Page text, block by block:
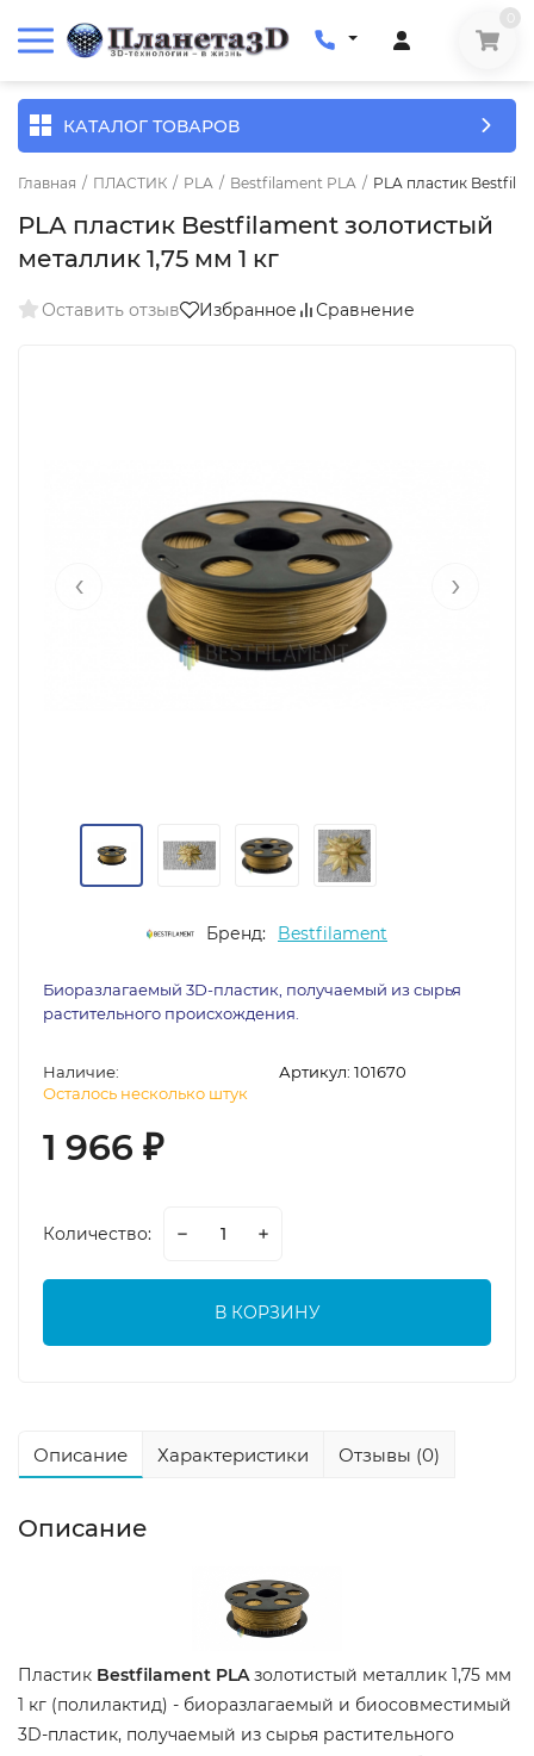
КАТАЛОГ ТОВАРОВ
Главная / ПЛАСТИК / PLA / Bestfilament PLA / PLA пластик
PLA пластик Bestfilament золотистый
металлик 1,75 мм 1 кг
Оставить отзыв Избранное Сравнение
‹ ›
Бренд: Bestfilament
Биоразлагаемый 3D-пластик, получаемый из сырья
растительного происхождения.
Артикул: 101670
Наличие:
Осталось несколько штук
1 966 ₽
Количество:
В КОРЗИНУ
Описание Характеристики Отзывы (0)
Описание
Пластик Bestfilament PLAзолотистый металлик 1,75 мм
1 кг (полилактид) - биоразлагаемый и биосовместимый
3D-пластик, получаемый из сырья растительного